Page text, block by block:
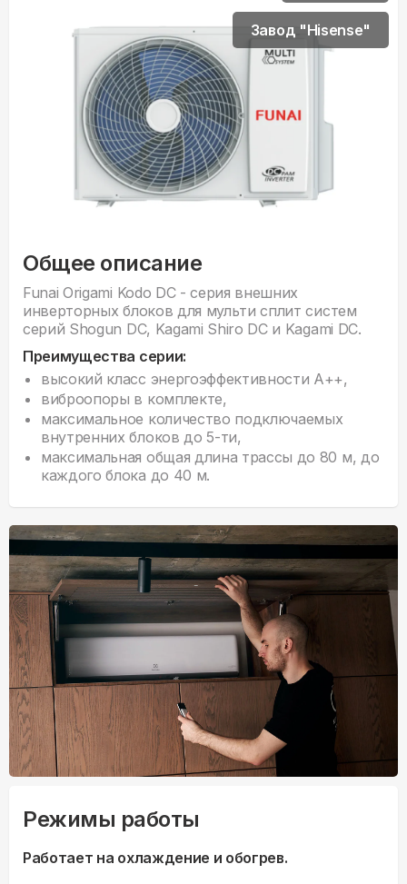
Общее описание
Funai Origami Kodo DC - серия внешних
инверторных блоков для мульти сплит систем
серий Shogun DC, Kagami Shiro DC и Kagami DC.
Преимущества серии:
высокий класс энергоэффективности А++,
виброопоры в комплекте,
максимальное количество подключаемых
внутренних блоков до 5-ти,
максимальная общая длина трассы до 80 м, до
каждого блока до 40 м.
Завод "Hisense"
Режимы работы
Работает на охлаждение и обогрев.